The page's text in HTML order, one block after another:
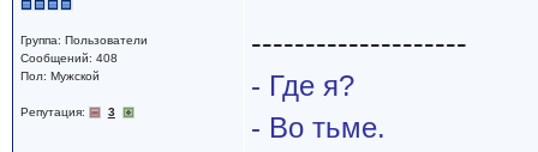
Группа: Пользователи
Сообщений: 408
Пол: Мужской
Репутация: 3
--------------------
- Где я?
- Во тьме.